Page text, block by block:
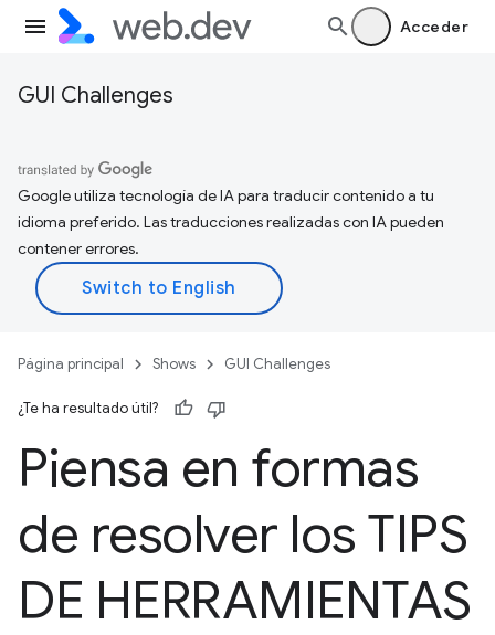
Acceder
GUI Challenges
Google utiliza tecnología de IA para traducir contenido a tu
idioma preferido. Las traducciones realizadas con IA pueden
contener errores.
Página principal Shows GUI Challenges
¿Te ha resultado útil?
Piensa en formas
de resolver los TIPS
DE HERRAMIENTAS